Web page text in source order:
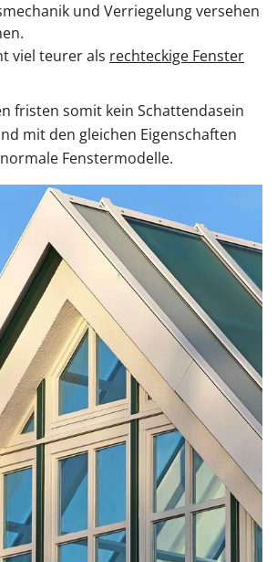
und Verriegelung versehen
viel teurer als rechteckige Fenster
fristen somit kein Schattendasein
mit den gleichen Eigenschaften
Fenstermodelle.